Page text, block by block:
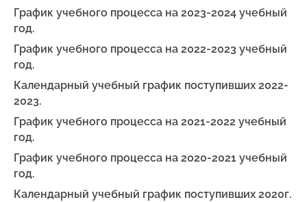
График учебного процесса на 2023-2024 учебный
год.
График учебного процесса на 2022-2023 учебный
год.
Календарный учебный график поступивших 2022-
2023.
График учебного процесса на 2021-2022 учебный
год.
График учебного процесса на 2020-2021 учебный
год.
Календарный учебный график поступивших 2020г.